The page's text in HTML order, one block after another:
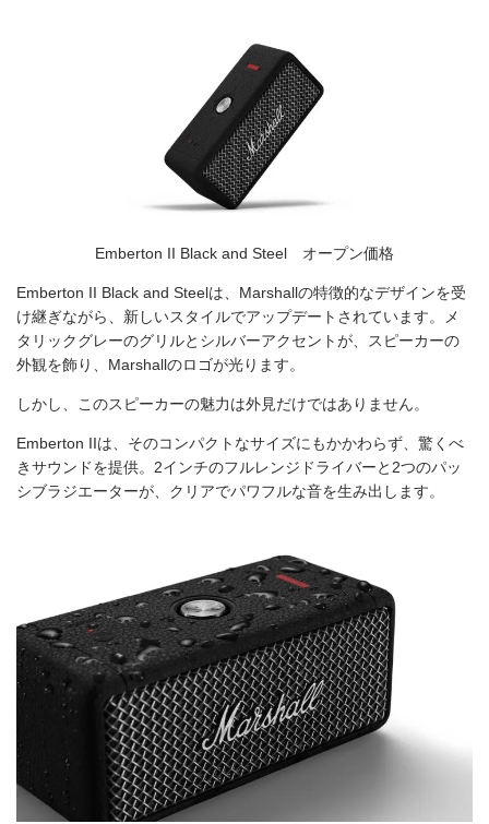
Emberton II Black and Steel オープン価格
Emberton II Black and Steelは、Marshallの特徴的なデザインを受
け継ぎながら、新しいスタイルでアップデートされています。メ
タリックグレーのグリルとシルバーアクセントが、スピーカーの
外観を飾り、Marshallのロゴが光ります。
しかし、このスピーカーの魅力は外見だけではありません。
Emberton IIは、そのコンパクトなサイズにもかかわらず、驚くべ
きサウンドを提供。2インチのフルレンジドライバーと2つのパッ
シブラジエーターが、クリアでパワフルな音を生み出します。